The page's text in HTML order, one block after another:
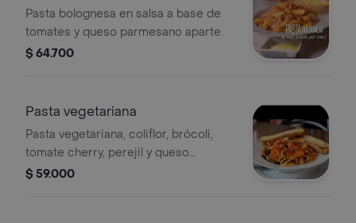
Pasta bolognesa en salsa a base de
tomates y queso parmesano aparte.
$ 64.700
Pasta vegetariana
Pasta vegetariana, coliflor, brócoli,
tomate cherry, perejil y queso
parmesano aparte.
$ 59.000